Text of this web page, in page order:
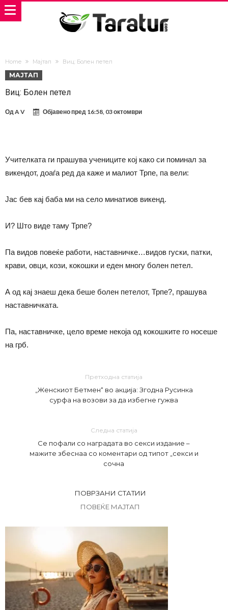
Home Мајтап Виц: Болен петел
МАЈТАП
Виц: Болен петел
ОдA V Објавено пред 16:58, 03 октомври
Учителката ги прашува учениците кој како си поминал за
викендот, доаѓа ред да каже и малиот Трпе, па вели:
Јас бев кај баба ми на село минатиов викенд.
И? Што виде таму Трпе?
Па видов повеќе работи, наставничке…видов гуски, патки,
крави, овци, кози, кокошки и еден многу болен петел.
А од кај знаеш дека беше болен петелот, Трпе?, прашува
наставничката.
Па, наставничке, цело време некоја од кокошките го носеше
на грб.
Претходна статија
„Женскиот Бетмен“ во акција: Згодна Русинка
сурфа на возови за да избегне гужва
Следна статија
Се пофали со наградата во секси издание –
мажите збеснаа со коментари од типот „секси и
сочна
ПОВРЗАНИ СТАТИИ
ПОВЕЌЕ МАЈТАП